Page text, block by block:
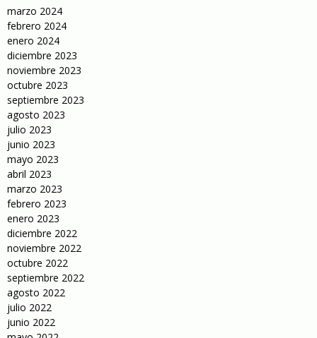
marzo 2024
febrero 2024
enero 2024
diciembre 2023
noviembre 2023
octubre 2023
septiembre 2023
agosto 2023
julio 2023
junio 2023
mayo 2023
abril 2023
marzo 2023
febrero 2023
enero 2023
diciembre 2022
noviembre 2022
octubre 2022
septiembre 2022
agosto 2022
julio 2022
junio 2022